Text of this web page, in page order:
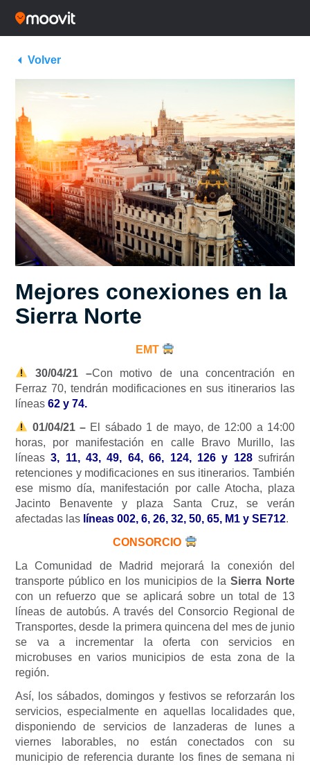
Volver
Mejores conexiones en la
Sierra Norte
EMT
30/04/21 –Con motivo de una concentración en
Ferraz 70, tendrán modificaciones en sus itinerarios las
líneas 62 y 74.
01/04/21 –El sábado 1 de mayo, de 12:00 a 14:00
horas, por manifestación en calle Bravo Murillo, las
líneas3, 11, 43, 49, 64, 66, 124, 126 y 128sufrirán
retenciones y modificaciones en sus itinerarios. También
ese mismo día, manifestación por calle Atocha, plaza
Jacinto Benavente y plaza Santa Cruz, se verán
afectadas las líneas 002, 6, 26, 32, 50, 65, M1 y SE712.
CONSORCIO
La Comunidad de Madrid mejorará la conexión del
transporte público en los municipios de la Sierra Norte
con un refuerzo que se aplicará sobre un total de 13
líneas de autobús. A través del Consorcio Regional de
Transportes, desde la primera quincena del mes de junio
se va a incrementar la oferta con servicios en
microbuses en varios municipios de esta zona de la
región.
Así, los sábados, domingos y festivos se reforzarán los
servicios, especialmente en aquellas localidades que,
disponiendo de servicios de lanzaderas de lunes a
viernes laborables, no están conectados con su
municipio de referencia durante los fines de semana ni